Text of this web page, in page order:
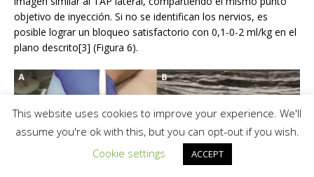
objetivo de inyección. Si no se identifican los nervios, es
posible lograr un bloqueo satisfactorio con 0,1-0-2 ml/kg en el
plano descrito[3] (Figura 6).
This website uses cookies to improve your experience. We'll
assume you're ok with this, but you can opt-out if you wish.
Cookie settings
ACCEPT